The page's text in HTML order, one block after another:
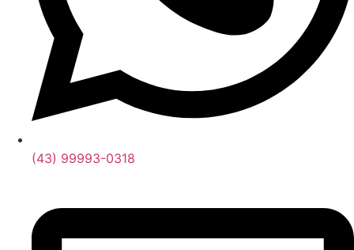
(43) 99993-0318